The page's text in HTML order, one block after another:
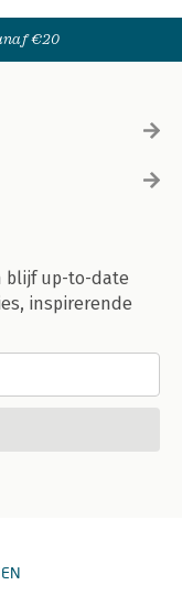
€20
blijf up-to-date
inspirerende